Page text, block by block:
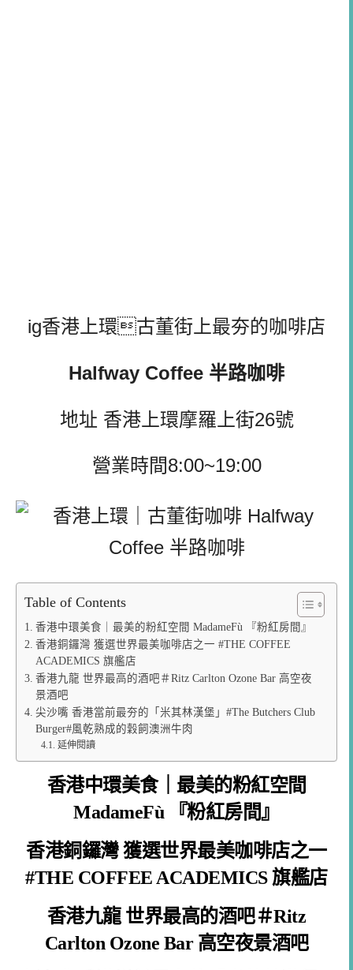
ig香港上環古董街上最夯的咖啡店
Halfway Coffee 半路咖啡
地址 香港上環摩羅上街26號
營業時間8:00~19:00
Table of Contents
香港中環美食｜最美的粉紅空間 MadameFù 『粉紅房間』
香港銅鑼灣 獲選世界最美咖啡店之一 #THE COFFEE
ACADEMICS 旗艦店
香港九龍 世界最高的酒吧＃Ritz Carlton Ozone Bar 高空夜
景酒吧
尖沙嘴 香港當前最夯的「米其林漢堡」#The Butchers Club
Burger#風乾熟成的穀飼澳洲牛肉
延伸閱讀
香港中環美食｜最美的粉紅空間
MadameFù 『粉紅房間』
香港銅鑼灣 獲選世界最美咖啡店之一
#THE COFFEE ACADEMICS 旗艦店
香港九龍 世界最高的酒吧＃Ritz
Carlton Ozone Bar 高空夜景酒吧